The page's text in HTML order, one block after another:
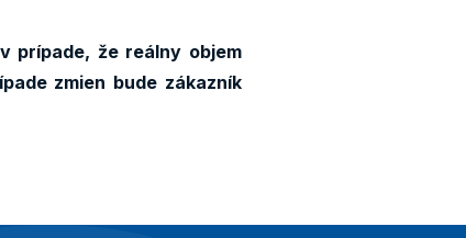
prípade, že reálny objem
zmien bude zákazník